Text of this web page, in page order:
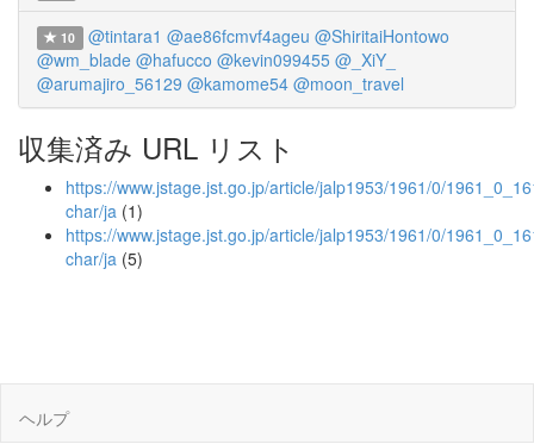
10 @tintara1 @ae86fcmvf4ageu @ShiritaiHontowo
@wm_blade @hafucco @kevin099455 @_XiY_
@arumajiro_56129 @kamome54 @moon_travel
収集済み URL リスト
https://www.jstage.jst.go.jp/article/jalp1953/1961/0/
char/ja (1)
https://www.jstage.jst.go.jp/article/jalp1953/1961/0/
char/ja (5)
ヘルプ